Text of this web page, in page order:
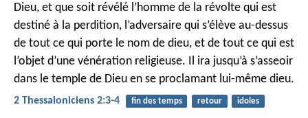
Dieu, et que soit révélé l’homme de la révolte qui est
destiné à la perdition, l’adversaire qui s’élève au-dessus
de tout ce qui porte le nom de dieu, et de tout ce qui est
l’objet d’une vénération religieuse. Il ira jusqu’à s’asseoir
dans le temple de Dieu en se proclamant lui-même dieu.
2 Thessaloniciens 2:3-4 fin des temps retour idoles